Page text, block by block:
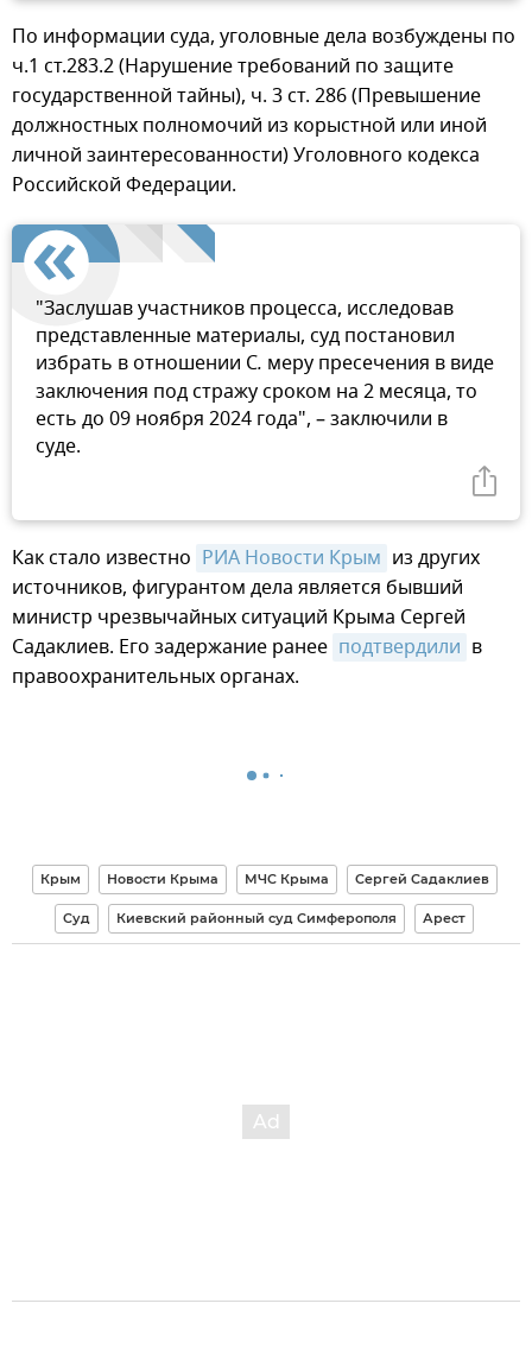
По информации суда, уголовные дела возбуждены по
ч.1 ст.283.2 (Нарушение требований по защите
государственной тайны), ч. 3 ст. 286 (Превышение
должностных полномочий из корыстной или иной
личной заинтересованности) Уголовного кодекса
Российской Федерации.
"Заслушав участников процесса, исследовав
представленные материалы, суд постановил
избрать в отношении С. меру пресечения в виде
заключения под стражу сроком на 2 месяца, то
есть до 09 ноября 2024 года", – заключили в
суде.
Как стало известно РИА Новости Крым из других
источников, фигурантом дела является бывший
министр чрезвычайных ситуаций Крыма Сергей
Садаклиев. Его задержание ранее подтвердили в
правоохранительных органах.
Крым Новости Крыма МЧС Крыма Сергей Садаклиев
Суд Киевский районный суд Симферополя Арест